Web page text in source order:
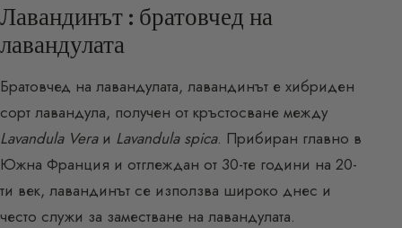
Лавандинът : братовчед на
лавандулата
Братовчед на лавандулата, лавандинът е хибриден
сорт лавандула, получен от кръстосване между
Lavandula Veraи Lavandula spica. Прибиран главно в
Южна Франция и отглеждан от 30-те години на 20-
ти век, лавандинът се използва широко днес и
често служи за заместване на лавандулата.